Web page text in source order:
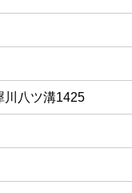
川八ツ溝1425